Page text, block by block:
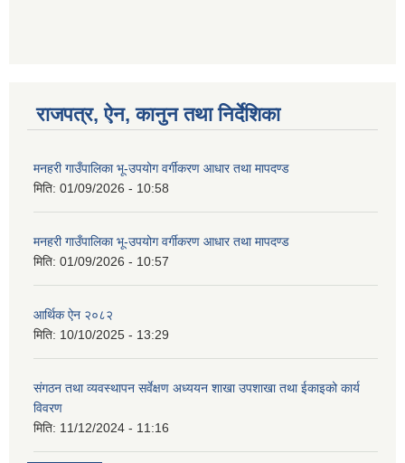
राजपत्र, ऐन, कानुन तथा निर्देशिका
मनहरी गाउँपालिका भू-उपयोग वर्गीकरण आधार तथा मापदण्ड
मिति: 01/09/2026 - 10:58
मनहरी गाउँपालिका भू-उपयोग वर्गीकरण आधार तथा मापदण्ड
मिति: 01/09/2026 - 10:57
आर्थिक ऐन २०८२
मिति: 10/10/2025 - 13:29
संगठन तथा व्यवस्थापन सर्वेक्षण अध्ययन शाखा उपशाखा तथा ईकाइको कार्य
विवरण
मिति: 11/12/2024 - 11:16